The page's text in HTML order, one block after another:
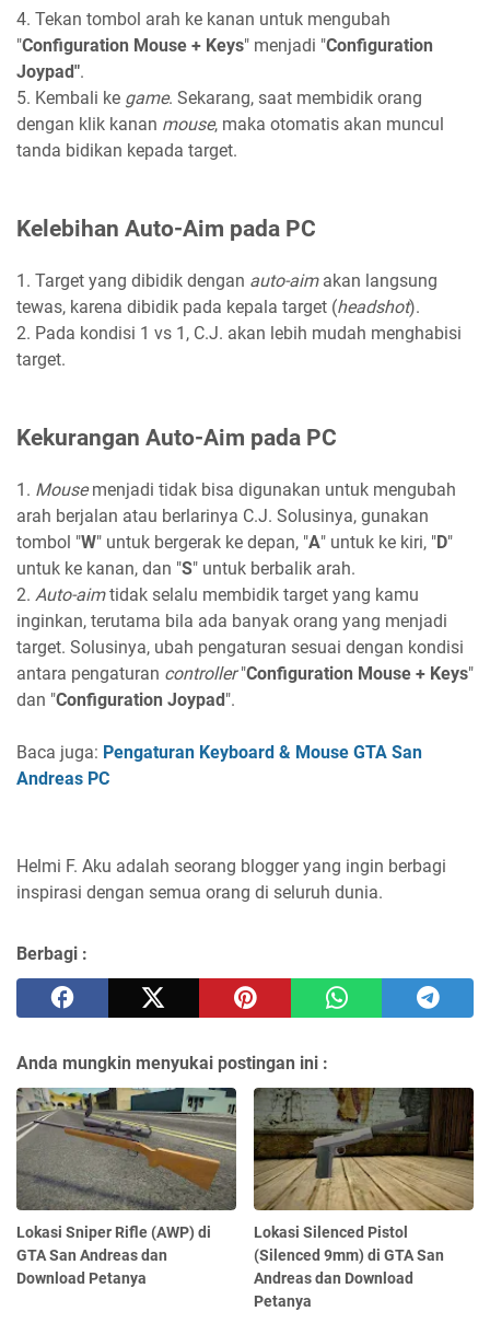
4. Tekan tombol arah ke kanan untuk mengubah
"Configuration Mouse + Keys" menjadi "Configuration
Joypad".
5. Kembali ke game. Sekarang, saat membidik orang
dengan klik kanan mouse, maka otomatis akan muncul
tanda bidikan kepada target.
Kelebihan Auto-Aim pada PC
1. Target yang dibidik dengan auto-aimakan langsung
tewas, karena dibidik pada kepala target (headshot).
2. Pada kondisi 1 vs 1, C.J. akan lebih mudah menghabisi
target.
Kekurangan Auto-Aim pada PC
1. Mousemenjadi tidak bisa digunakan untuk mengubah
arah berjalan atau berlarinya C.J. Solusinya, gunakan
tombol "W" untuk bergerak ke depan, "A" untuk ke kiri, "D"
untuk ke kanan, dan "S" untuk berbalik arah.
2. Auto-aimtidak selalu membidik target yang kamu
inginkan, terutama bila ada banyak orang yang menjadi
target. Solusinya, ubah pengaturan sesuai dengan kondisi
antara pengaturan controller"Configuration Mouse + Keys"
dan "Configuration Joypad".
Baca juga: Pengaturan Keyboard & Mouse GTA San
Andreas PC
Helmi F. Aku adalah seorang blogger yang ingin berbagi
inspirasi dengan semua orang di seluruh dunia.
Berbagi :
Anda mungkin menyukai postingan ini :
Lokasi Sniper Rifle (AWP) di
GTA San Andreas dan
Download Petanya
Lokasi Silenced Pistol
(Silenced 9mm) di GTA San
Andreas dan Download
Petanya